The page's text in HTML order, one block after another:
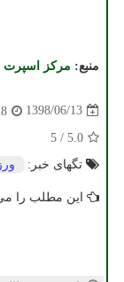
منبع: مركز اسپرت
1398/06/13
5.0
/
5
تگهای خبر:
این مطلب را